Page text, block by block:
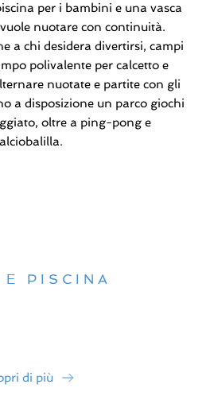
per i bambini e una vasca
nuotare con continuità.
a chi desidera divertirsi, campi
polivalente per calcetto e
nuotate e partite con gli
a disposizione un parco giochi
oltre a ping-pong e
E PISCINA
di più